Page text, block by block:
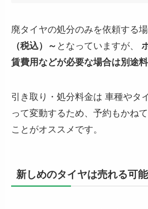
廃タイヤの処分のみを依頼する
（税込）～ となっていますが、
賃費用などが必要な場合は別途
引き取り・処分料金は 車種やタ
って変動するため、予約もかね
ことがオススメです。
新しめのタイヤは売れる可能